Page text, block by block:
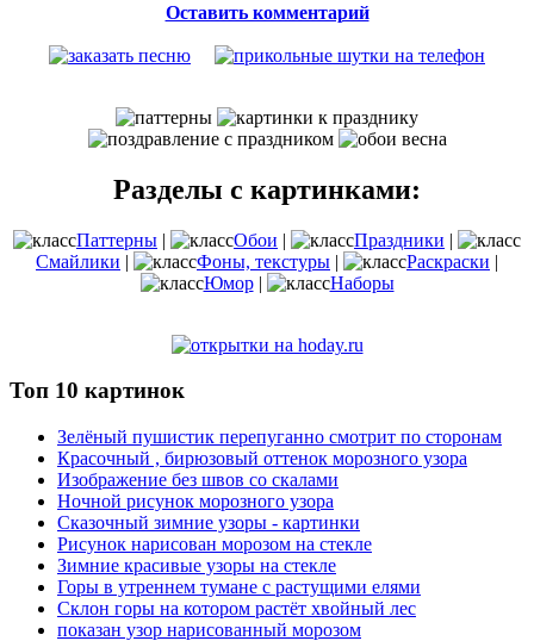
Оставить комментарий
Разделы с картинками:
Паттерны | Обои | Праздники |
Смайлики | Фоны, текстуры | Раскраски |
Юмор| Наборы
Топ 10 картинок
Зелёный пушистик перепуганно смотрит по сторонам
Красочный , бирюзовый оттенок морозного узора
Изображение без швов со скалами
Ночной рисунок морозного узора
Сказочный зимние узоры - картинки
Рисунок нарисован морозом на стекле
Зимние красивые узоры на стекле
Горы в утреннем тумане с растущими елями
Склон горы на котором растёт хвойный лес
показан узор нарисованный морозом